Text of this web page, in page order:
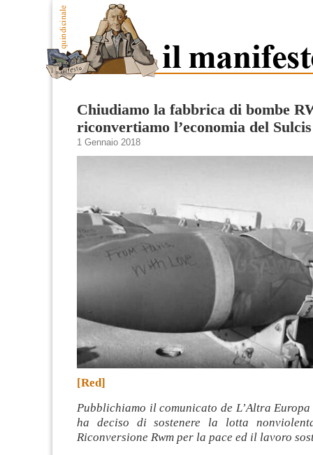
Chiudiamo la fabbrica di bombe
riconvertiamo l’economia del Sulcis
1 Gennaio 2018
[Red]
Pubblichiamo il comunicato de L’Altra Europa
ha deciso di sostenere la lotta
Riconversione Rwm per la pace ed il lavoro